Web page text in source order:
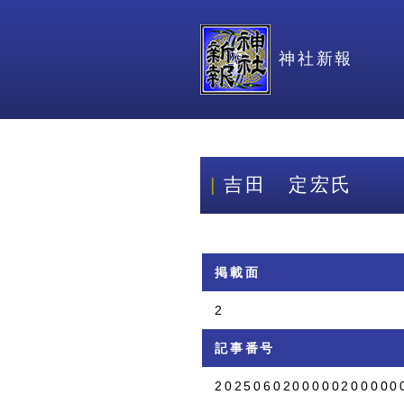
神社新報
吉田 定宏氏
掲載面
2
記事番号